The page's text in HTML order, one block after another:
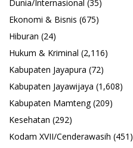
Dunia/Internasional (35)
Ekonomi & Bisnis (675)
Hiburan (24)
Hukum & Kriminal (2,116)
Kabupaten Jayapura (72)
Kabupaten Jayawijaya (1,608)
Kabupaten Mamteng(209)
Kesehatan (292)
Kodam XVII/Cenderawasih (451)